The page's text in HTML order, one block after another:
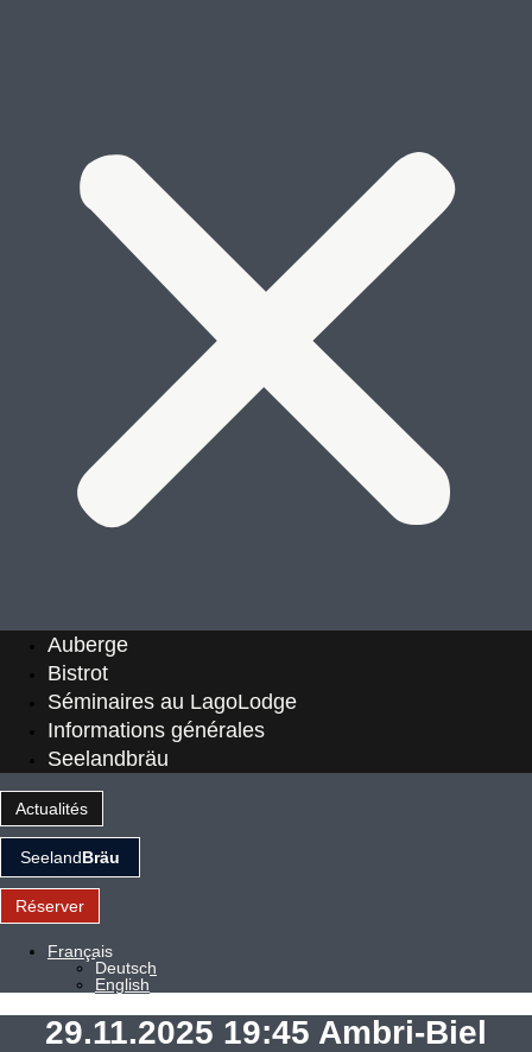
Auberge
Bistrot
Séminaires au LagoLodge
Informations générales
Seelandbräu
Actualités
SeelandBräu
Réserver
Français
Deutsch
English
29.11.2025 19:45 Ambri-Biel